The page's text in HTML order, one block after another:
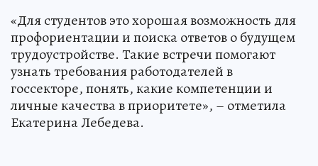
«Для студентов это хорошая возможность для
профориентации и поиска ответов о будущем
трудоустройстве. Такие встречи помогают
узнать требования работодателей в
госсекторе, понять, какие компетенции и
личные качества в приоритете», – отметила
Екатерина Лебедева.